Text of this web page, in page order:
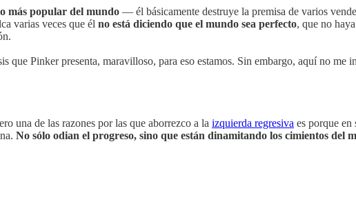
más popular del mundo — él básicamente destruye la premisa de varios
varias veces que él no está diciendo que el mundo sea perfecto, que no
Pinker presenta, maravilloso, para eso estamos. Sin embargo, aquí no me
una de las razones por las que aborrezco a la izquierda regresiva es porque en
No sólo odian el progreso, sino que están dinamitando los cimientos del